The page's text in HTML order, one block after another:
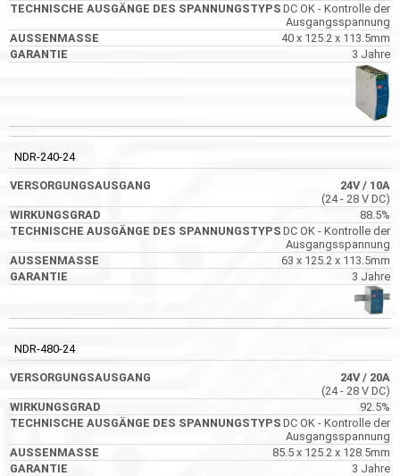
DC OK - Kontrolle der
Ausgangsspannung
40 x 125.2 x 113.5mm
3 Jahre
NDR-240-24
24V/ 10A
(24 - 28 V DC)
88.5%
DC OK - Kontrolle der
Ausgangsspannung
63 x 125.2 x 113.5mm
3 Jahre
NDR-480-24
24V/ 20A
(24 - 28 V DC)
92.5%
DC OK - Kontrolle der
Ausgangsspannung
85.5 x 125.2 x 128.5mm
3 Jahre